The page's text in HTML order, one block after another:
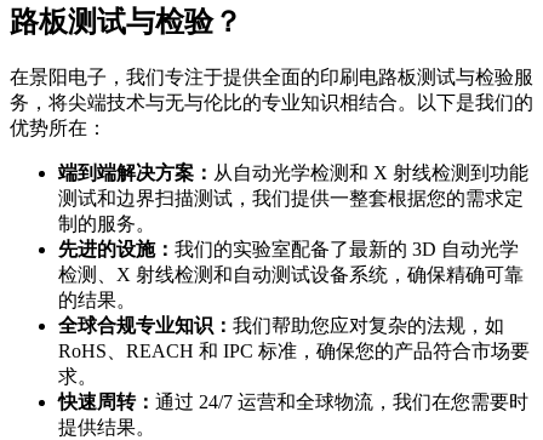
路板测试与检验？
在景阳电子，我们专注于提供全面的印刷电路板测试与检验服
务，将尖端技术与无与伦比的专业知识相结合。以下是我们的
优势所在：
端到端解决方案： 从自动光学检测和 X 射线检测到功能
测试和边界扫描测试，我们提供一整套根据您的需求定
制的服务。
先进的设施： 我们的实验室配备了最新的 3D 自动光学
检测、X 射线检测和自动测试设备系统，确保精确可靠
的结果。
全球合规专业知识： 我们帮助您应对复杂的法规，如
RoHS、REACH 和 IPC 标准，确保您的产品符合市场要
求。
快速周转： 通过 24/7 运营和全球物流，我们在您需要时
提供结果。